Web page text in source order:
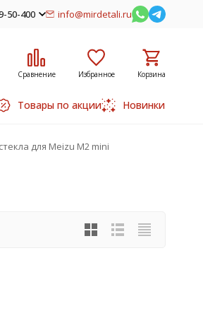
50-400 info@mirdetali.ru
Сравнение Избранное Корзина
Товары по акции Новинки
для Meizu M2 mini